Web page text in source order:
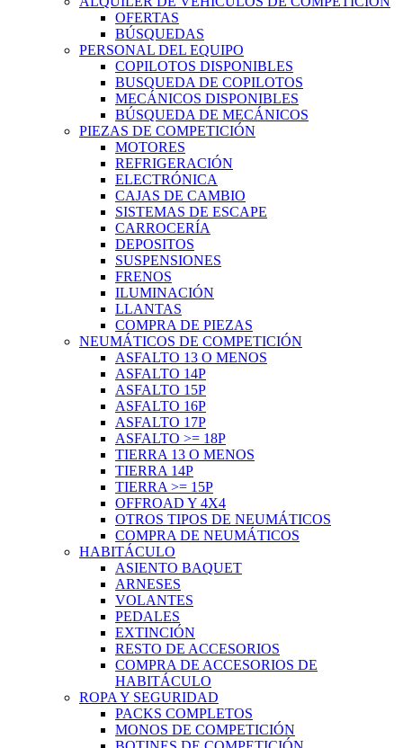
OFERTAS
BÚSQUEDAS
PERSONAL DEL EQUIPO
COPILOTOS DISPONIBLES
BUSQUEDA DE COPILOTOS
MECÁNICOS DISPONIBLES
BÚSQUEDA DE MECÁNICOS
PIEZAS DE COMPETICIÓN
MOTORES
REFRIGERACIÓN
ELECTRÓNICA
CAJAS DE CAMBIO
SISTEMAS DE ESCAPE
CARROCERÍA
DEPOSITOS
SUSPENSIONES
FRENOS
ILUMINACIÓN
LLANTAS
COMPRA DE PIEZAS
NEUMÁTICOS DE COMPETICIÓN
ASFALTO 13 O MENOS
ASFALTO 14P
ASFALTO 15P
ASFALTO 16P
ASFALTO 17P
ASFALTO >= 18P
TIERRA 13 O MENOS
TIERRA 14P
TIERRA >= 15P
OFFROAD Y 4X4
OTROS TIPOS DE NEUMÁTICOS
COMPRA DE NEUMÁTICOS
HABITÁCULO
ASIENTO BAQUET
ARNESES
VOLANTES
PEDALES
EXTINCIÓN
RESTO DE ACCESORIOS
COMPRA DE ACCESORIOS DE
HABITÁCULO
ROPA Y SEGURIDAD
PACKS COMPLETOS
MONOS DE COMPETICIÓN